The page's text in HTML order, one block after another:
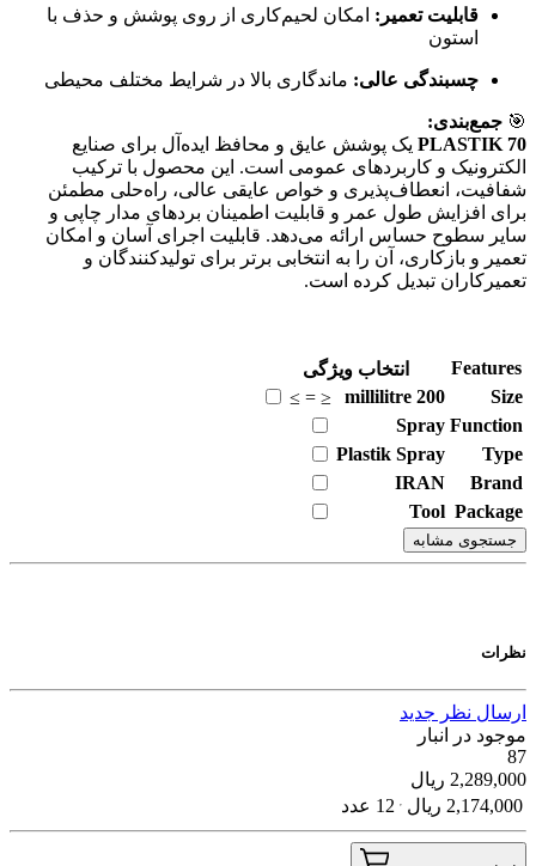
قابلیت تعمیر: امکان لحیم‌کاری از روی پوشش و حذف با
استون
چسبندگی عالی: ماندگاری بالا در شرایط مختلف محیطی
🎯 جمع‌بندی:
PLASTIK 70 یک پوشش عایق و محافظ ایده‌آل برای صنایع
الکترونیک و کاربردهای عمومی است. این محصول با ترکیب
شفافیت، انعطاف‌پذیری و خواص عایقی عالی، راه‌حلی مطمئن
برای افزایش طول عمر و قابلیت اطمینان بردهای مدار چاپی و
سایر سطوح حساس ارائه می‌دهد. قابلیت اجرای آسان و امکان
تعمیر و بازکاری، آن را به انتخابی برتر برای تولیدکنندگان و
تعمیرکاران تبدیل کرده است.
Features
انتخاب ویژگی
Size
200
millilitre
≤
=
≥
Function
Spray
Type
Plastik Spray
Brand
IRAN
Package
Tool
جستجوی مشابه
نظرات
ارسال نظر جدید
موجود در انبار
87
2,289,000 ریال
2,174,000 ریال 12 عدد